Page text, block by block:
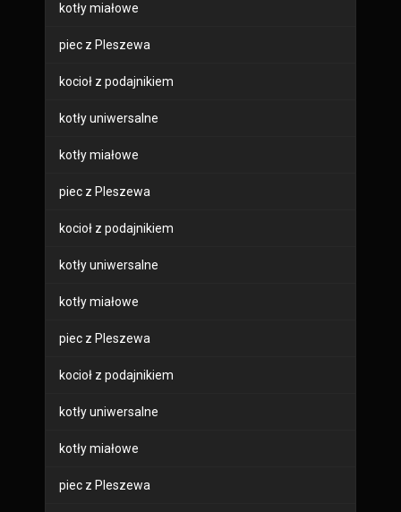
kotły miałowe
piec z Pleszewa
kocioł z podajnikiem
kotły uniwersalne
kotły miałowe
piec z Pleszewa
kocioł z podajnikiem
kotły uniwersalne
kotły miałowe
piec z Pleszewa
kocioł z podajnikiem
kotły uniwersalne
kotły miałowe
piec z Pleszewa